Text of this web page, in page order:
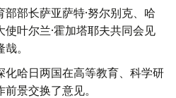
部长萨亚萨特·努尔别克、哈
叶尔兰·霍加塔耶夫共同会见
。
化哈日两国在高等教育、科学研
景交换了意见。